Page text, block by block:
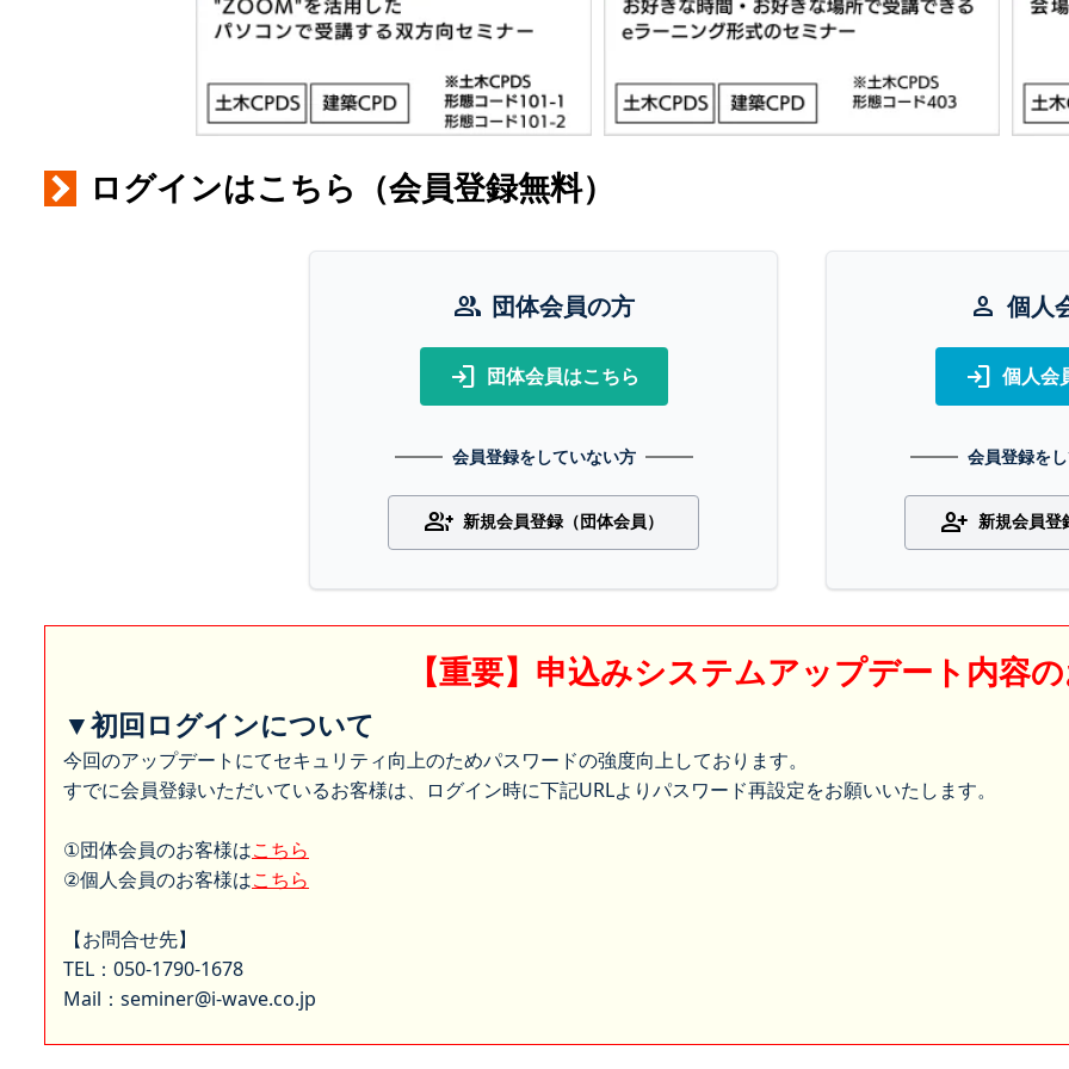
ログインはこちら（会員登録無料）
group 団体会員の方
login 団体会員はこちら
会員登録をしていない方
group_add 新規会員登録（団体会員）
person 個人
login 個人会
会員登録を
person_add 新規会員登
【重要】申込みシステムアップデート内容
▼初回ログインについて
今回のアップデートにてセキュリティ向上のためパスワードの強度向上しております。
すでに会員登録いただいているお客様は、ログイン時に下記URLよりパスワード再設定をお願いいたします。
①団体会員のお客様はこちら
②個人会員のお客様はこちら
【お問合せ先】
TEL：050-1790-1678
Mail：seminer@i-wave.co.jp